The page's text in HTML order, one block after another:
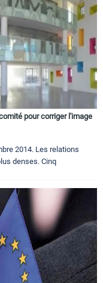
pour corriger l'image
2014. Les relations
denses. Cinq